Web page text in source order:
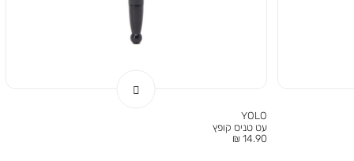
YOLO
עט טניס קופץ
מחיר
14.90 ₪